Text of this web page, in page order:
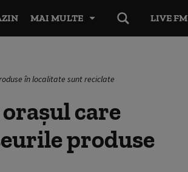
LIVE FM
MAI MULTE
în localitate sunt reciclate
care
produse